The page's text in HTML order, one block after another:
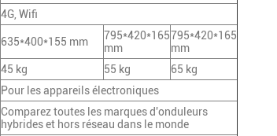
4G, Wifi
635*400*155 mm
795*420*165
mm
795*420*165
mm
45 kg 55 kg
65 kg
Pour les appareils électroniques
Comparez toutes les marques d'onduleurs
hybrides et hors réseau dans le monde